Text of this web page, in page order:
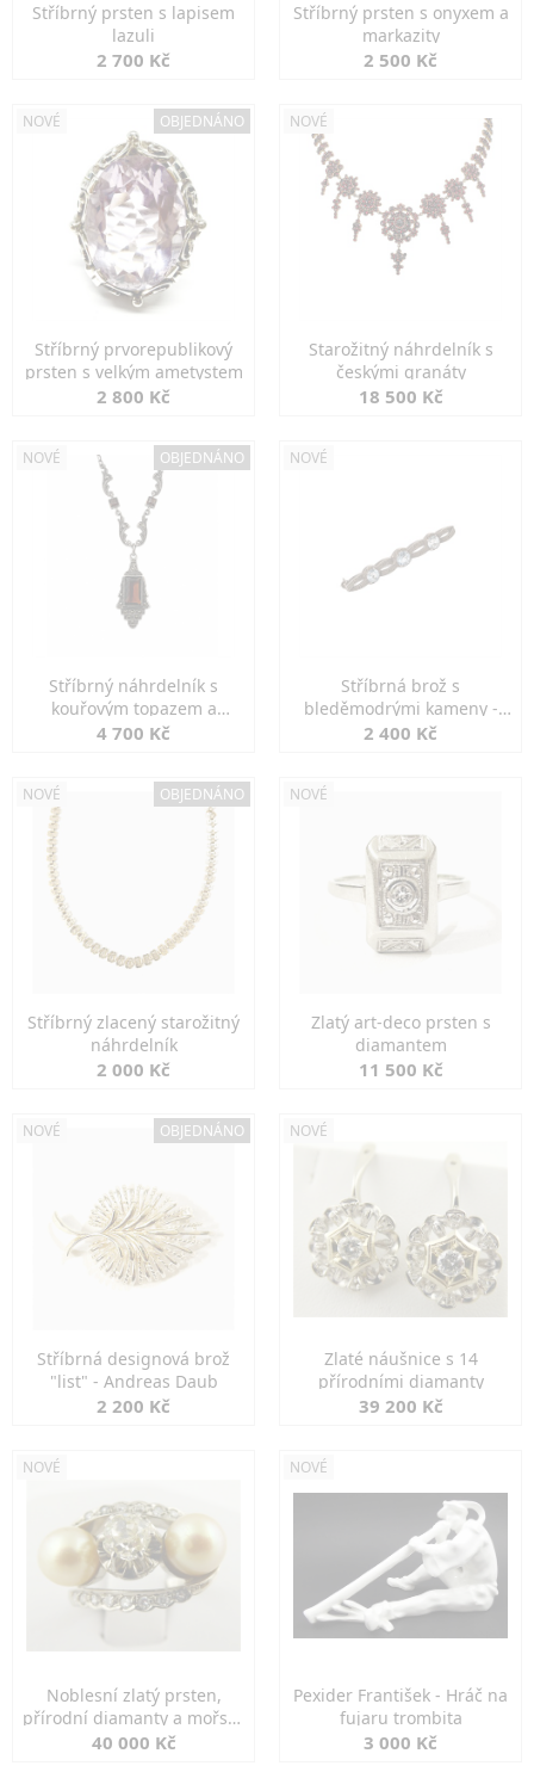
Stříbrný prsten s lapisem
lazuli
2 700 Kč
Stříbrný prsten s onyxem a
markazity
2 500 Kč
NOVÉ OBJEDNÁNO
Stříbrný prvorepublikový
prsten s velkým ametystem
2 800 Kč
NOVÉ
Starožitný náhrdelník s
českými granáty
18 500 Kč
NOVÉ OBJEDNÁNO
Stříbrný náhrdelník s
kouřovým topazem a
markazity
4 700 Kč
NOVÉ
Stříbrná brož s
bleděmodrými kameny -
jemná elegance
2 400 Kč
NOVÉ OBJEDNÁNO
Stříbrný zlacený starožitný
náhrdelník
2 000 Kč
NOVÉ
Zlatý art-deco prsten s
diamantem
11 500 Kč
NOVÉ OBJEDNÁNO
Stříbrná designová brož
"list" - Andreas Daub
2 200 Kč
NOVÉ
Zlaté náušnice s 14
přírodními diamanty
39 200 Kč
NOVÉ
Noblesní zlatý prsten,
přírodní diamanty a mořské
perly
40 000 Kč
NOVÉ
Pexider František - Hráč na
fujaru trombita
3 000 Kč